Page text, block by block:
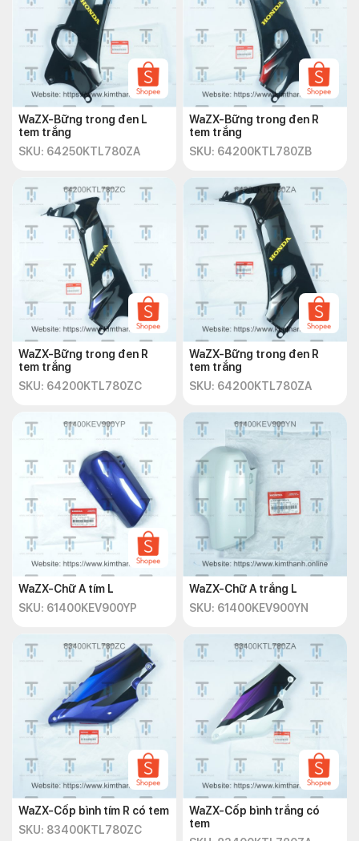
WaZX-Bững trong đen L
tem trắng
SKU: 64250KTL780ZA
WaZX-Bững trong đen R
tem trắng
SKU: 64200KTL780ZB
WaZX-Bững trong đen R
tem trắng
SKU: 64200KTL780ZC
WaZX-Bững trong đen R
tem trắng
SKU: 64200KTL780ZA
WaZX-Chữ A tím L
SKU: 61400KEV900YP
WaZX-Chữ A trắng L
SKU: 61400KEV900YN
WaZX-Cốp bình tím R có tem
SKU: 83400KTL780ZC
WaZX-Cốp bình trắng có
tem